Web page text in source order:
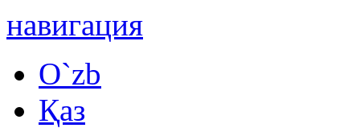
навигация
O`zb
Қаз